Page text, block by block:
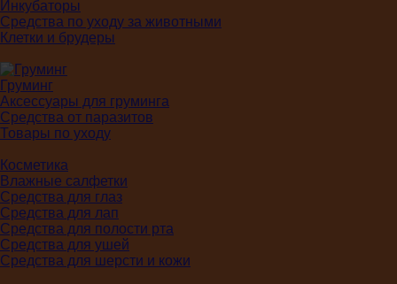
Инкубаторы
Средства по уходу за животными
Клетки и брудеры
Груминг
Аксессуары для груминга
Средства от паразитов
Товары по уходу
Косметика
Влажные салфетки
Средства для глаз
Средства для лап
Средства для полости рта
Средства для ушей
Средства для шерсти и кожи